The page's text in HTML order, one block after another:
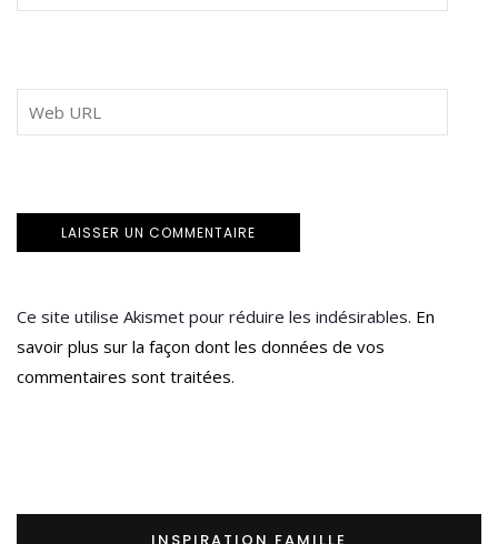
Ce site utilise Akismet pour réduire les indésirables. En
savoir plus sur la façon dont les données de vos
commentaires sont traitées.